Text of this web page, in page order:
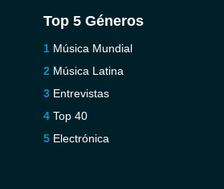
Top 5 Géneros
Música Mundial
Música Latina
Entrevistas
Top 40
Electrónica